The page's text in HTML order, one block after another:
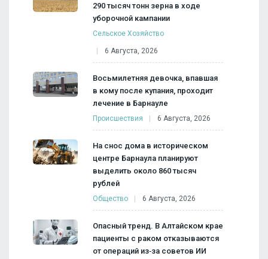
290 тысяч тонн зерна в ходе
уборочной кампании
Сельское Хозяйство
6 Августа, 2026
Восьмилетняя девочка, впавшая
в кому после купания, проходит
лечение в Барнауле
Происшествия 6 Августа, 2026
На снос дома в историческом
центре Барнаула планируют
выделить около 860 тысяч
рублей
Общество 6 Августа, 2026
Опасный тренд. В Алтайском крае
пациенты с раком отказываются
от операций из‑за советов ИИ